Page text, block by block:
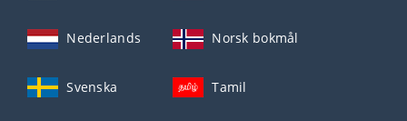
Nederlands Norsk bokmål
Svenska Tamil